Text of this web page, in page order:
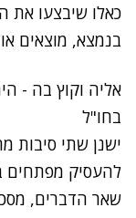
כאלו שיבצעו את
בנמצא, מוצאים
אליה וקוץ בה -
בחו"ל
ישנן שתי סיבות
להעסיק מפתחים
שאר הדברים,